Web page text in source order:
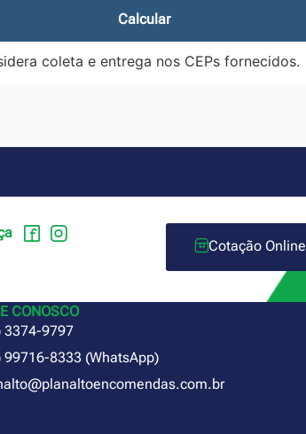
Calcular
coleta e entrega nos CEPs fornecidos.
Cotação Online
CONOSCO
3374-9797
99716-8333 (WhatsApp)